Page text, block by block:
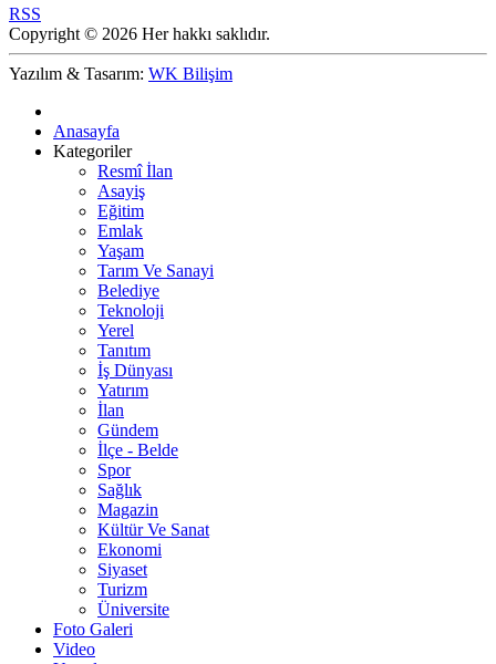
RSS
Copyright © 2026 Her hakkı saklıdır.
Yazılım & Tasarım: WK Bilişim
Anasayfa
Kategoriler
Resmî İlan
Asayiş
Eğitim
Emlak
Yaşam
Tarım Ve Sanayi
Belediye
Teknoloji
Yerel
Tanıtım
İş Dünyası
Yatırım
İlan
Gündem
İlçe - Belde
Spor
Sağlık
Magazin
Kültür Ve Sanat
Ekonomi
Siyaset
Turizm
Üniversite
Foto Galeri
Video